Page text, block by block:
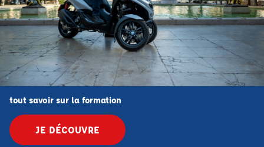
tout savoir sur la formation
JE DÉCOUVRE